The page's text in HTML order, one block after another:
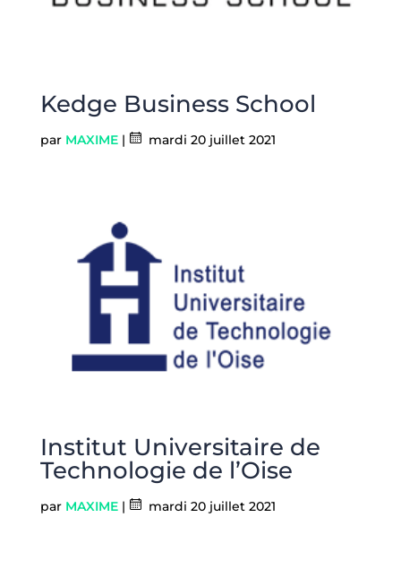
Kedge Business School
par MAXIME| mardi 20 juillet 2021
Institut Universitaire de
Technologie de l’Oise
par MAXIME| mardi 20 juillet 2021